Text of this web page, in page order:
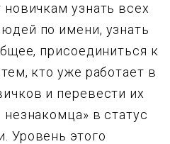
новичкам узнать всех
по имени, узнать
присоединиться к
кто уже работает в
и перевести их
незнакомца» в статус
Уровень этого